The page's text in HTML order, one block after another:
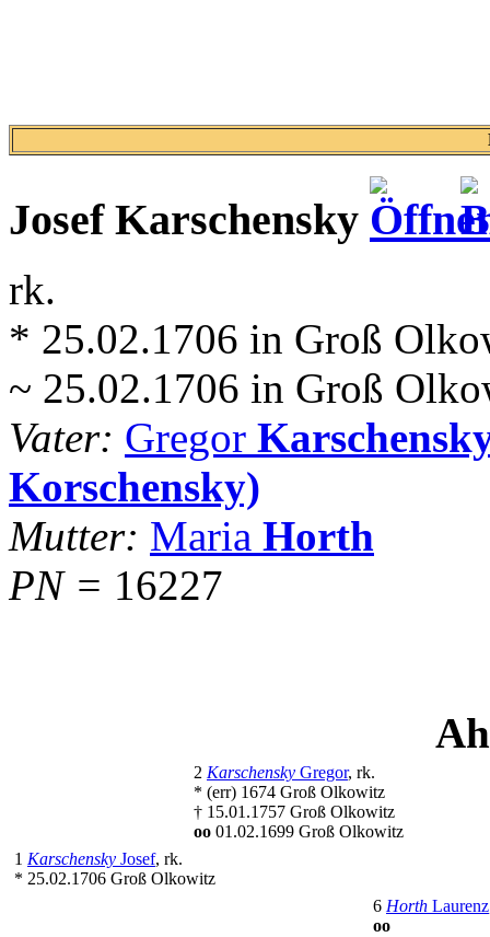
Josef Karschensky
rk.
* 25.02.1706 in Groß
~ 25.02.1706 in Groß
Vater: Gregor
Korschensky)
Mutter: Maria Horth
PN = 16227
2 Karschensky Gregor, rk.
* (err) 1674 Groß Olkowitz
† 15.01.1757 Groß Olkowitz
oo 01.02.1699 Groß Olkowitz
1 Karschensky Josef, rk.
* 25.02.1706 Groß Olkowitz
6 Horth Laurenz
oo